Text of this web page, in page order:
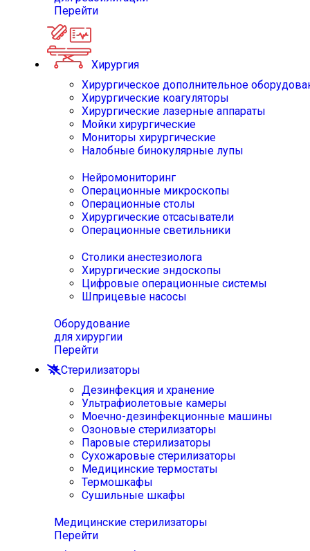
Перейти
Хирургия
Хирургическое дополнительное
Хирургические коагуляторы
Хирургические лазерные аппараты
Мойки хирургические
Мониторы хирургические
Налобные бинокулярные лупы
Нейромониторинг
Операционные микроскопы
Операционные столы
Хирургические отсасыватели
Операционные светильники
Столики анестезиолога
Хирургические эндоскопы
Цифровые операционные системы
Шприцевые насосы
Оборудование
для хирургии
Перейти
Стерилизаторы
Дезинфекция и хранение
Ультрафиолетовые камеры
Моечно-дезинфекционные машины
Озоновые стерилизаторы
Паровые стерилизаторы
Сухожаровые стерилизаторы
Медицинские термостаты
Термошкафы
Сушильные шкафы
Медицинские стерилизаторы
Перейти